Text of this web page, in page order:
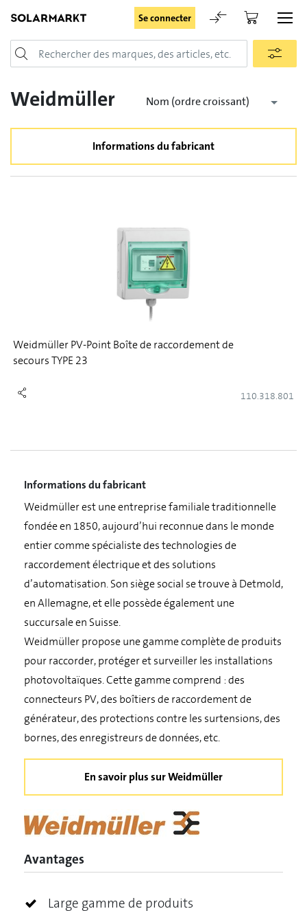
Se connecter
Login
Oublié le mot de passe
Demande d'enregistrement pour login
Weidmüller Nom (ordre croissant)
Informations du fabricant
Weidmüller PV-Point Boîte de raccordement de
secours TYPE 23
110.318.801
Informations du fabricant
Weidmüller est une entreprise familiale traditionnelle
fondée en 1850, aujourd’hui reconnue dans le monde
entier comme spécialiste des technologies de
raccordement électrique et des solutions
d’automatisation. Son siège social se trouve à Detmold,
en Allemagne, et elle possède également une
succursale en Suisse.
Weidmüller propose une gamme complète de produits
pour raccorder, protéger et surveiller les installations
photovoltaïques. Cette gamme comprend : des
connecteurs PV, des boîtiers de raccordement de
générateur, des protections contre les surtensions, des
bornes, des enregistreurs de données, etc.
En savoir plus sur Weidmüller
Avantages
Large gamme de produits